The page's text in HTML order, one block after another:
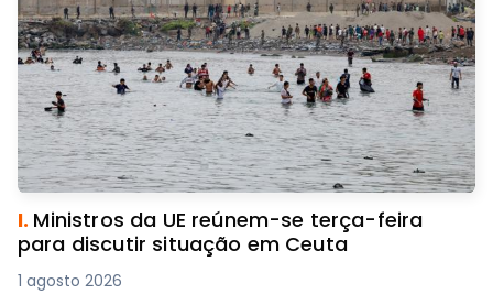
I. Ministros da UE reúnem-se terça-feira
para discutir situação em Ceuta
1 agosto 2026